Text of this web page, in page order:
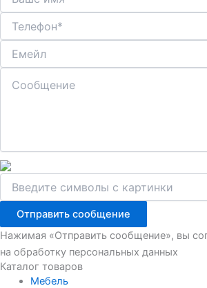
Отправить сообщение
Нажимая «Отправить сообщение», вы
на обработку персональных данных
Каталог товаров
Мебель